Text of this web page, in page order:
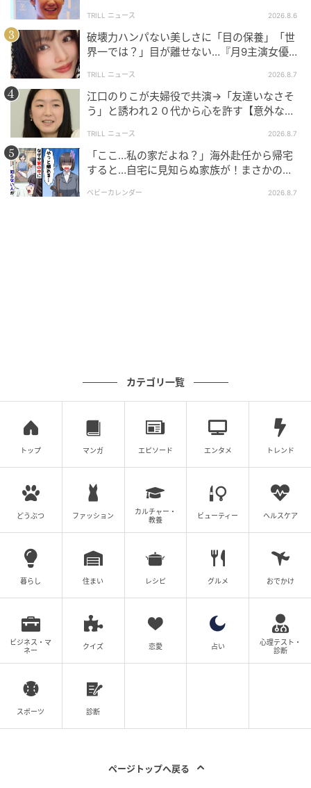
ウーマンエキサイト
ウーマンエキサイト
ウーマンエキサイト
TRILL ニュース 2026.8.6
破壊力ハンパない美しさに「目の保養」「世
界一では？」目が離せない…『月9主演女優
TRILL ニュース 2026.8.7
江口のりこが夫婦役で共演→「友達いなさそ
う」と誘われ２０代から心を許す【意外な親
TRILL ニュース 2026.8.7
「ここ…私の家だよね？」海外赴任から帰宅
すると…自宅に見知らぬ家族が！まさかの真
ベビーカレンダー 2026.8.7
カテゴリ一覧
トップ マンガ エピソード エンタメ トレンド
どうぶつ ファッション
カルチャー・
教養
ビューティー ヘルスケア
暮らし 住まい レシピ グルメ おでかけ
ビジネス・マ
ネー
クイズ 恋愛 占い
心理テスト・
診断
スポーツ 診断
ページトップへ戻る